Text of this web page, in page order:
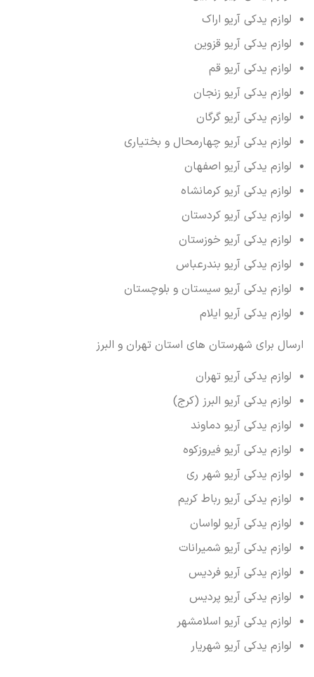
لوازم یدکی آریو اراک
لوازم یدکی آریو قزوین
لوازم یدکی آریو قم
لوازم یدکی آریو زنجان
لوازم یدکی آریو گرگان
لوازم یدکی آریو چهارمحال و بختیاری
لوازم یدکی آریو اصفهان
لوازم یدکی آریو کرمانشاه
لوازم یدکی آریو کردستان
لوازم یدکی آریو خوزستان
لوازم یدکی آریو بندرعباس
لوازم یدکی آریو سیستان و بلوچستان
لوازم یدکی آریو ایلام
ارسال برای شهرستان های استان تهران و البرز
لوازم یدکی آریو تهران
لوازم یدکی آریو البرز (کرج)
لوازم یدکی آریو دماوند
لوازم یدکی آریو فیروزکوه
لوازم یدکی آریو شهر ری
لوازم یدکی آریو رباط کریم
لوازم یدکی آریو لواسان
لوازم یدکی آریو شمیرانات
لوازم یدکی آریو فردیس
لوازم یدکی آریو پردیس
لوازم یدکی آریو اسلامشهر
لوازم یدکی آریو شهریار